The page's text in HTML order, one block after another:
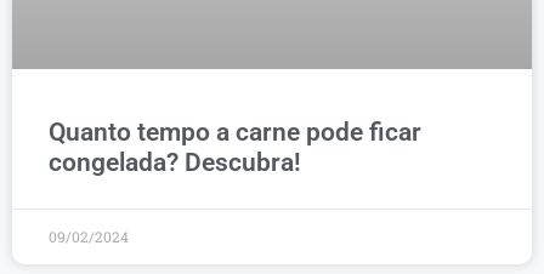
Quanto tempo a carne pode ficar
congelada? Descubra!
09/02/2024